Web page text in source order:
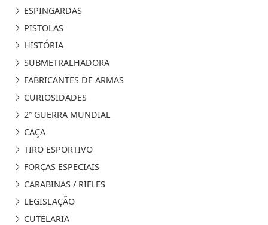
ESPINGARDAS
PISTOLAS
HISTÓRIA
SUBMETRALHADORA
FABRICANTES DE ARMAS
CURIOSIDADES
2ª GUERRA MUNDIAL
CAÇA
TIRO ESPORTIVO
FORÇAS ESPECIAIS
CARABINAS / RIFLES
LEGISLAÇÃO
CUTELARIA